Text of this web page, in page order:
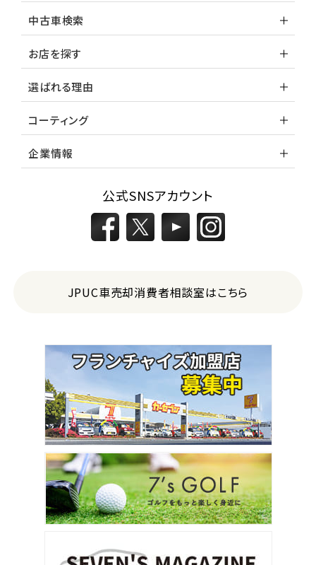
中古車検索
お店を探す
選ばれる理由
コーティング
企業情報
公式SNSアカウント
JPUC車売却消費者相談室はこちら